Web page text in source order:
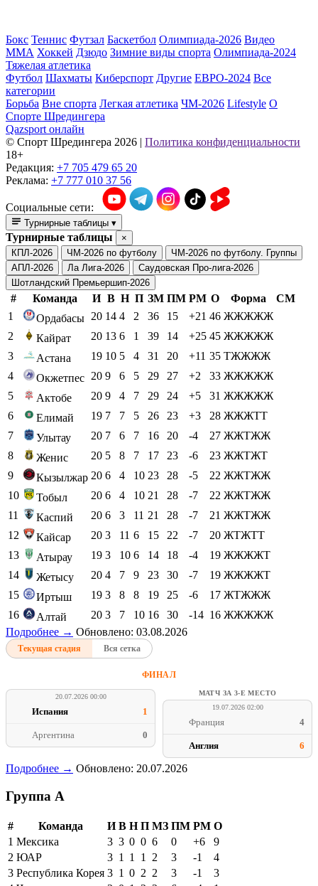
Бокс Теннис Футзал Баскетбол Олимпиада-2026 Видео
ММА Хоккей Дзюдо Зимние виды спорта Олимпиада-2024
Тяжелая атлетика
Футбол Шахматы Киберспорт Другие ЕВРО-2024 Все
категории
Борьба Вне спорта Легкая атлетика ЧМ-2026 Lifestyle О
Спорте Шредингера
Qazsport онлайн
© Cпорт Шредингера 2026 | Политика конфиденциальности
18+
Редакция: +7 705 479 65 20
Реклама: +7 777 010 37 56
Социальные сети:
Турнирные таблицы ▾
Турнирные таблицы
×
КПЛ-2026
ЧМ-2026 по футболу
ЧМ-2026 по футболу. Группы
АПЛ-2026
Ла Лига-2026
Саудовская Про-лига-2026
Шотландский Премьершип-2026
# Команда И В Н П ЗМ ПМ РМ О Форма
СМ
1
Ордабасы 20 14 4 2 36 15 +21 46 ЖЖЖЖЖ
2
Кайрат 20 13 6 1 39 14 +25 45 ЖЖЖЖЖ
3
Астана 19 10 5 4 31 20 +11 35 ТЖЖЖЖ
4
Окжетпес 20 9 6 5 29 27 +2 33 ЖЖЖЖЖ
5
Актобе 20 9 4 7 29 24 +5 31 ЖЖЖЖЖ
6
Елимай 19 7 7 5 26 23 +3 28 ЖЖЖТТ
7
Улытау 20 7 6 7 16 20 -4 27 ЖЖТЖЖ
8
Женис 20 5 8 7 17 23 -6 23 ЖЖТЖТ
9
Кызылжар 20 6 4 10 23 28 -5 22 ЖЖТЖЖ
10
Тобыл 20 6 4 10 21 28 -7 22 ЖЖТЖЖ
11
Каспий 20 6 3 11 21 28 -7 21 ЖЖТЖЖ
12
Кайсар 20 3 11 6 15 22 -7 20 ЖТЖТТ
13
Атырау 19 3 10 6 14 18 -4 19 ЖЖЖЖТ
14
Жетысу 20 4 7 9 23 30 -7 19 ЖЖЖЖТ
15
Иртыш 19 3 8 8 19 25 -6 17 ЖТЖЖЖ
16
Алтай 20 3 7 10 16 30 -14 16 ЖЖЖЖЖ
Подробнее → Обновлено: 03.08.2026
Текущая стадия Вся сетка
ФИНАЛ
20.07.2026 00:00
Испания 1
Аргентина 0
МАТЧ ЗА 3-Е МЕСТО
19.07.2026 02:00
Франция 4
Англия 6
Подробнее → Обновлено: 20.07.2026
Группа A
# Команда И В Н П МЗ ПМ РМ О
1 Мексика 3 3 0 0 6 0 +6
9
2 ЮАР 3 1 1 1 2 3 -1
4
3 Республика Корея 3 1 0 2 2 3 -1
3